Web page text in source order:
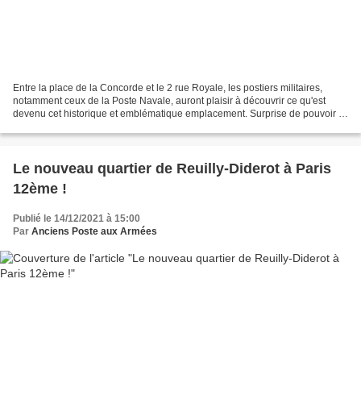
Entre la place de la Concorde et le 2 rue Royale, les postiers militaires,
notamment ceux de la Poste Navale, auront plaisir à découvrir ce qu'est
devenu cet historique et emblématique emplacement. Surprise de pouvoir y
Le nouveau quartier de Reuilly-Diderot à Paris
12ème !
Publié le 14/12/2021 à 15:00
Par Anciens Poste aux Armées